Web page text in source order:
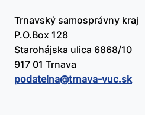
Trnavský samosprávny kraj
P.O.Box 128
Starohájska ulica 6868/10
917 01 Trnava
podatelna@​trnava-vuc.sk